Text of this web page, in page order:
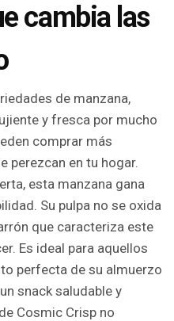
cambia las
de manzana,
y fresca por mucho
comprar más
perezcan en tu hogar.
esta manzana gana
Su pulpa no se oxida
que caracteriza este
Es ideal para aquellos
perfecta de su almuerzo
snack saludable y
Cosmic Crisp no